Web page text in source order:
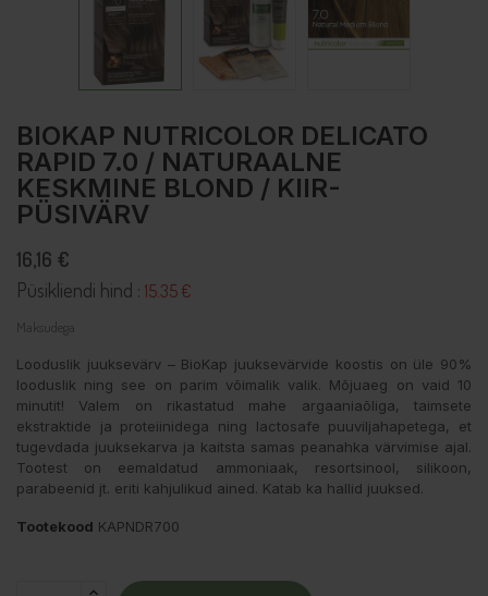
BIOKAP NUTRICOLOR DELICATO
RAPID 7.0 / NATURAALNE
KESKMINE BLOND / KIIR-
PÜSIVÄRV
16,16 €
Püsikliendi hind : 15.35 €
Maksudega
Looduslik juuksevärv – BioKap juuksevärvide koostis on üle 90%
looduslik ning see on parim võimalik valik. Mõjuaeg on vaid 10
minutit! Valem on rikastatud mahe argaaniaõliga, taimsete
ekstraktide ja proteiinidega ning lactosafe puuviljahapetega, et
tugevdada juuksekarva ja kaitsta samas peanahka värvimise ajal.
Tootest on eemaldatud ammoniaak, resortsinool, silikoon,
parabeenid jt. eriti kahjulikud ained. Katab ka hallid juuksed.
Tootekood KAPNDR700